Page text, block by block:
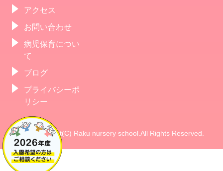
アクセス
お問い合わせ
病児保育につい
て
ブログ
プライバシーポ
リシー
Copyright(C) Raku nursery school.All Rights Reserved.